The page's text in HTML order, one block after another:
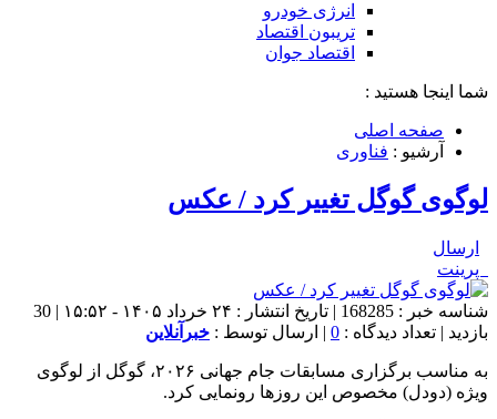
انرژی خودرو
تریبون اقتصاد
اقتصاد جوان
شما اینجا هستید :
صفحه اصلی
آرشیو : فناوری
لوگوی گوگل تغییر کرد / عکس
ارسال
پرینت
شناسه خبر : 168285 | تاریخ انتشار : ۲۴ خرداد ۱۴۰۵ - ۱۵:۵۲ | 30
بازدید | تعداد دیدگاه : 0 | ارسال توسط : خبرآنلاین
به مناسب برگزاری مسابقات جام جهانی ۲۰۲۶، گوگل از لوگوی
ویژه (دودل) مخصوص این روزها رونمایی کرد.